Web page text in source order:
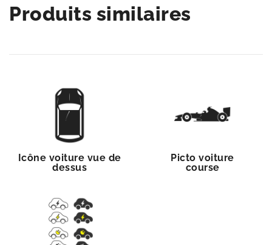
Produits similaires
Icône voiture vue de
dessus
Picto voiture
course